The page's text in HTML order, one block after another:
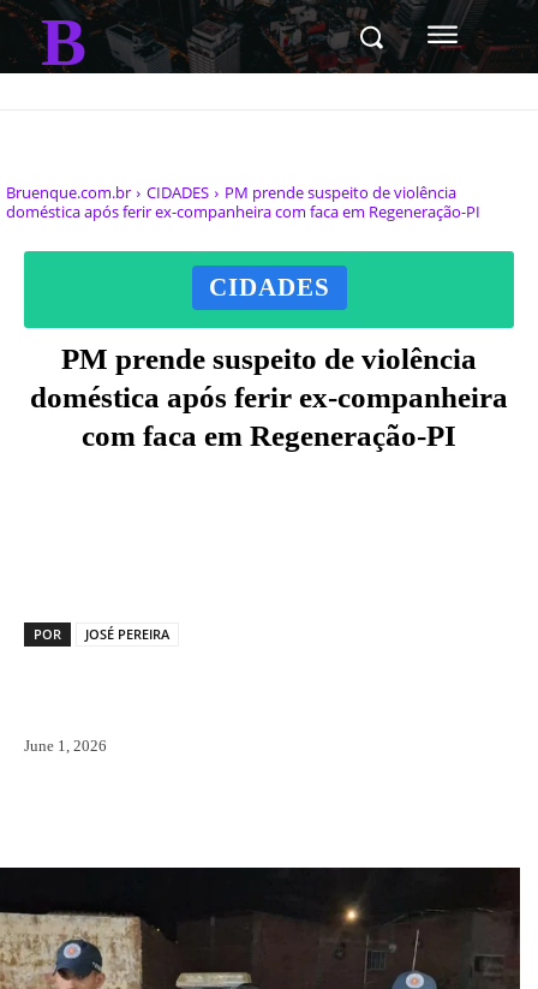
B
Bruenque.com.br CIDADES
PM prende suspeito de violência
doméstica após ferir ex-companheira com faca em Regeneração-PI
CIDADES
PM prende suspeito de violência
doméstica após ferir ex-companheira
com faca em Regeneração-PI
POR JOSÉ PEREIRA
June 1, 2026